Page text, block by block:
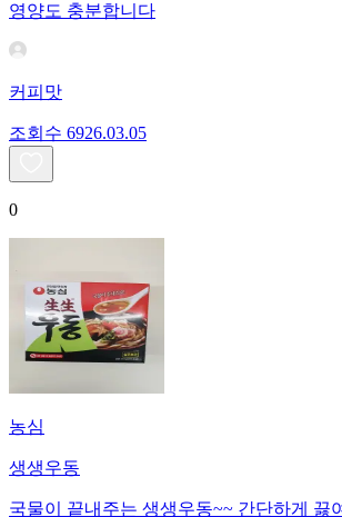
영양도 충분합니다
커피맛
조회수 6926.03.05
0
농심
생생우동
국물이 끝내주는 생생우동~~ 간단하게 끓